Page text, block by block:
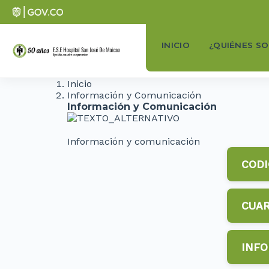
INICIO ¿QUIÉNES
Inicio
Información y Comunicación
Información y Comunicación
Información y comunicación
PDF
PDF